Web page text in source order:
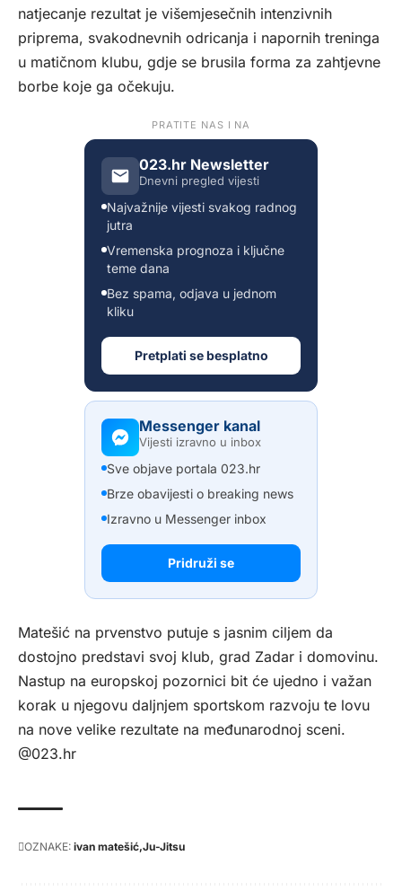
natjecanje rezultat je višemjesečnih intenzivnih
priprema, svakodnevnih odricanja i napornih treninga
u matičnom klubu, gdje se brusila forma za zahtjevne
borbe koje ga očekuju.
PRATITE NAS I NA
023.hr Newsletter
Dnevni pregled vijesti
Najvažnije vijesti svakog radnog
jutra
Vremenska prognoza i ključne
teme dana
Bez spama, odjava u jednom
kliku
Pretplati se besplatno
Messenger kanal
Vijesti izravno u inbox
Sve objave portala 023.hr
Brze obavijesti o breaking news
Izravno u Messenger inbox
Pridruži se
Matešić na prvenstvo putuje s jasnim ciljem da
dostojno predstavi svoj klub, grad Zadar i domovinu.
Nastup na europskoj pozornici bit će ujedno i važan
korak u njegovu daljnjem sportskom razvoju te lovu
na nove velike rezultate na međunarodnoj sceni.
@023.hr
OZNAKE: ivan matešić Ju-Jitsu